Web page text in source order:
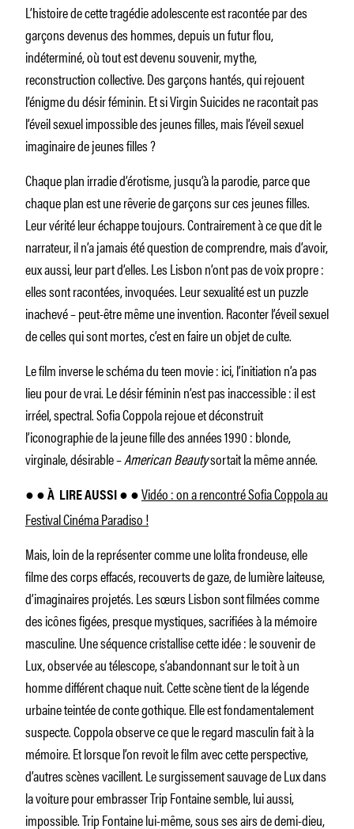
L’histoire de cette tragédie adolescente est racontée par des
garçons devenus des hommes, depuis un futur flou,
indéterminé, où tout est devenu souvenir, mythe,
reconstruction collective. Des garçons hantés, qui rejouent
l’énigme du désir féminin. Et si Virgin Suicides ne racontait pas
l’éveil sexuel impossible des jeunes filles, mais l’éveil sexuel
imaginaire de jeunes filles ?
Chaque plan irradie d’érotisme, jusqu’à la parodie, parce que
chaque plan est une rêverie de garçons sur ces jeunes filles.
Leur vérité leur échappe toujours. Contrairement à ce que dit le
narrateur, il n’a jamais été question de comprendre, mais d’avoir,
eux aussi, leur part d’elles. Les Lisbon n’ont pas de voix propre :
elles sont racontées, invoquées. Leur sexualité est un puzzle
inachevé – peut-être même une invention. Raconter l’éveil sexuel
de celles qui sont mortes, c’est en faire un objet de culte.
Le film inverse le schéma du teen movie : ici, l’initiation n’a pas
lieu pour de vrai. Le désir féminin n’est pas inaccessible : il est
irréel, spectral. Sofia Coppola rejoue et déconstruit
l’iconographie de la jeune fille des années 1990 : blonde,
virginale, désirable –American Beautysortait la même année.
● ● À LIRE AUSSI ● ● Vidéo : on a rencontré Sofia Coppola au
Festival Cinéma Paradiso !
Mais, loin de la représenter comme une lolita frondeuse, elle
filme des corps effacés, recouverts de gaze, de lumière laiteuse,
d’imaginaires projetés. Les sœurs Lisbon sont filmées comme
des icônes figées, presque mystiques, sacrifiées à la mémoire
masculine. Une séquence cristallise cette idée : le souvenir de
Lux, observée au télescope, s’abandonnant sur le toit à un
homme différent chaque nuit. Cette scène tient de la légende
urbaine teintée de conte gothique. Elle est fondamentalement
suspecte. Coppola observe ce que le regard masculin fait à la
mémoire. Et lorsque l’on revoit le film avec cette perspective,
d’autres scènes vacillent. Le surgissement sauvage de Lux dans
la voiture pour embrasser Trip Fontaine semble, lui aussi,
impossible. Trip Fontaine lui-même, sous ses airs de demi-dieu,